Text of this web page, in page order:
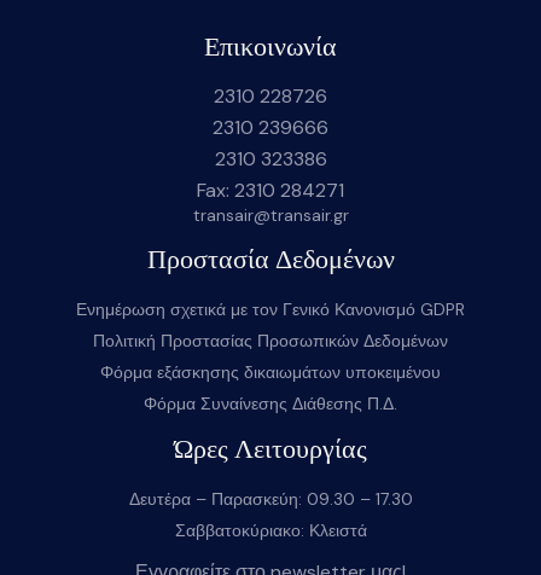
Επικοινωνία
2310 228726
2310 239666
2310 323386
Fax: 2310 284271
transair@transair.gr
Προστασία Δεδομένων
Ενημέρωση σχετικά με τον Γενικό Κανονισμό GDPR
Πολιτική Προστασίας Προσωπικών Δεδομένων
Φόρμα εξάσκησης δικαιωμάτων υποκειμένου
Φόρμα Συναίνεσης Διάθεσης Π.Δ.
Ώρες Λειτουργίας
Δευτέρα – Παρασκεύη: 09.30 – 17.30
Σαββατοκύριακο: Κλειστά